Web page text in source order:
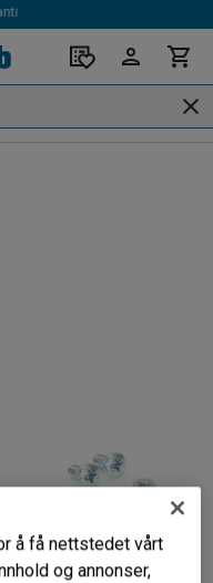
å få nettstedet vårt
og annonser,